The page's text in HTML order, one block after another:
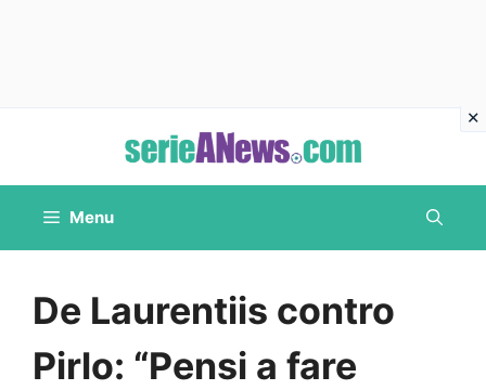
contenuto
Menu
De Laurentiis contro
Pirlo: “Pensi a fare